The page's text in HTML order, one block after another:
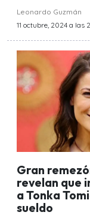
Leonardo Guzmán
11 octubre, 2024 a las
Gran
revelan que
a Tonka
sueldo